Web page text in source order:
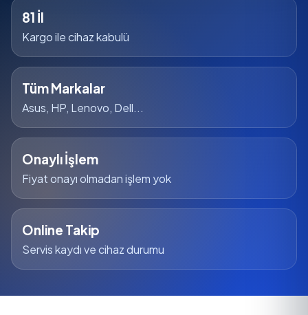
81 İl
Kargo ile cihaz kabulü
Tüm Markalar
Asus, HP, Lenovo, Dell...
Onaylı İşlem
Fiyat onayı olmadan işlem yok
Online Takip
Servis kaydı ve cihaz durumu